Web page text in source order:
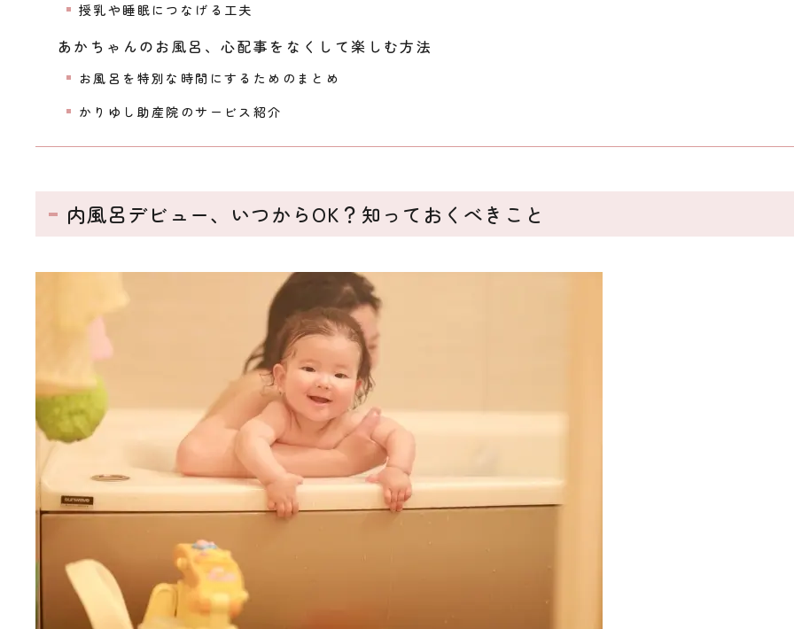
授乳や睡眠につなげる工夫
あかちゃんのお風呂、心配事をなくして楽しむ方法
お風呂を特別な時間にするためのまとめ
かりゆし助産院のサービス紹介
内風呂デビュー、いつからOK？知っておくべきこと